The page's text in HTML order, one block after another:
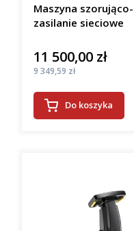
Maszyna
zasilanie sieciowe
Cena
11 500,00 zł
Cena
9 349,59 zł
Do koszyka